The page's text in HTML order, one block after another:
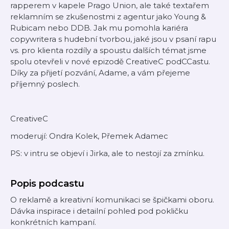
rapperem v kapele Prago Union, ale také textařem
reklamním se zkušenostmi z agentur jako Young &
Rubicam nebo DDB. Jak mu pomohla kariéra
copywritera s hudební tvorbou, jaké jsou v psaní rapu
vs. pro klienta rozdíly a spoustu dalších témat jsme
spolu otevřeli v nové epizodě CreativeC podCCastu.
Díky za přijetí pozvání, Adame, a vám přejeme
příjemný poslech.
CreativeC
moderují: Ondra Kolek, Přemek Adamec
PS: v intru se objeví i Jirka, ale to nestojí za zmínku.
Popis podcastu
O reklamě a kreativní komunikaci se špičkami oboru.
Dávka inspirace i detailní pohled pod pokličku
konkrétních kampaní.